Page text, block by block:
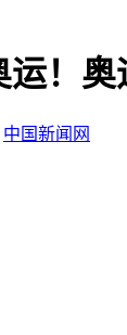
！
中国新闻网